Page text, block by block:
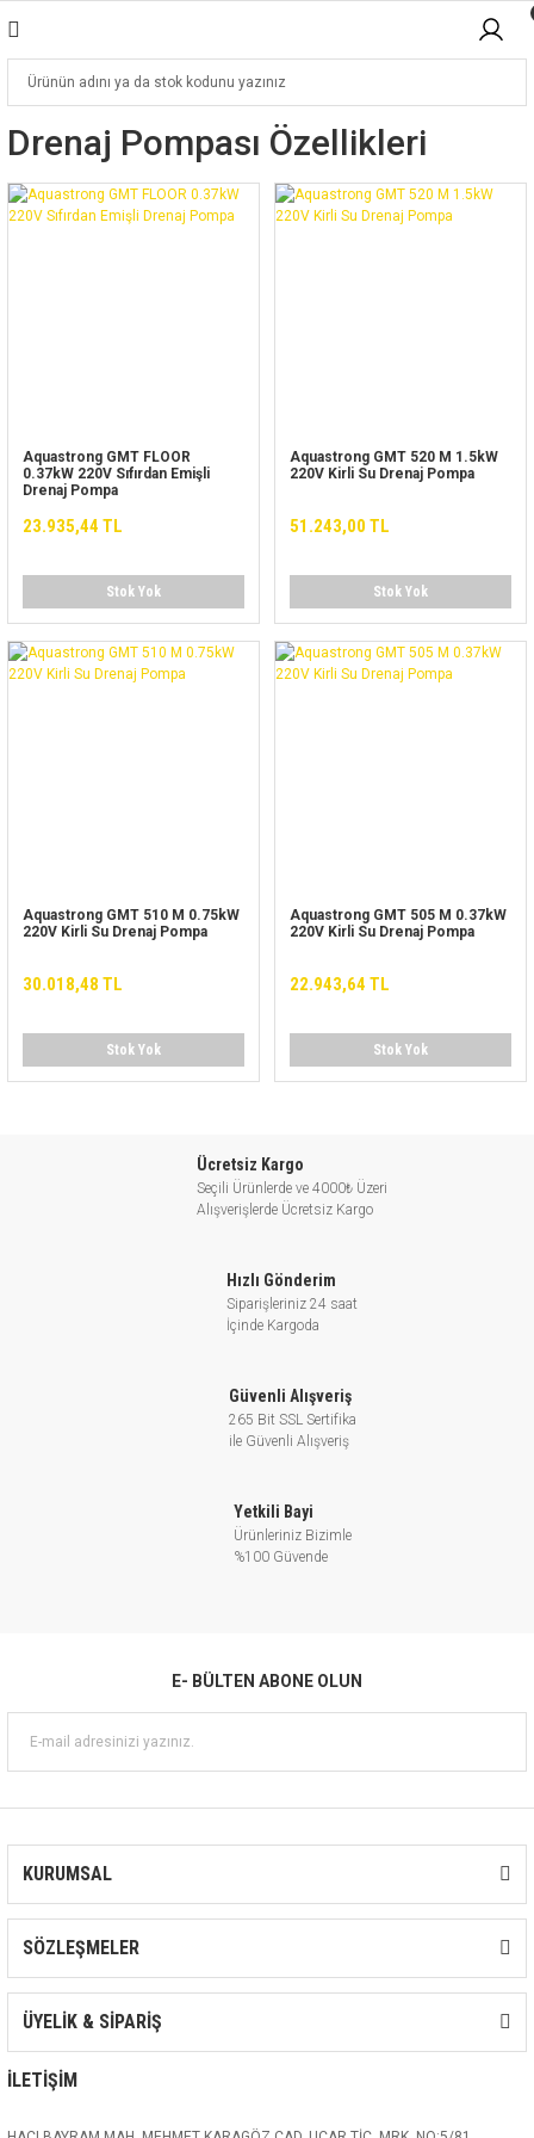
Drenaj Pompası Özellikleri
Aquastrong GMT FLOOR
0.37kW 220V Sıfırdan Emişli
Drenaj Pompa
23.935,44 TL
Stok Yok
Aquastrong GMT 520 M 1.5kW
220V Kirli Su Drenaj Pompa
51.243,00 TL
Stok Yok
Aquastrong GMT 510 M 0.75kW
220V Kirli Su Drenaj Pompa
30.018,48 TL
Stok Yok
Aquastrong GMT 505 M 0.37kW
220V Kirli Su Drenaj Pompa
22.943,64 TL
Stok Yok
Ücretsiz Kargo
Seçili Ürünlerde ve 4000₺ Üzeri
Alışverişlerde Ücretsiz Kargo
Hızlı Gönderim
Siparişleriniz 24 saat
İçinde Kargoda
Güvenli Alışveriş
265 Bit SSL Sertifika
ile Güvenli Alışveriş
Yetkili Bayi
Ürünleriniz Bizimle
%100 Güvende
E- BÜLTEN ABONE OLUN
KURUMSAL
SÖZLEŞMELER
ÜYELİK & SİPARİŞ
İLETİŞİM